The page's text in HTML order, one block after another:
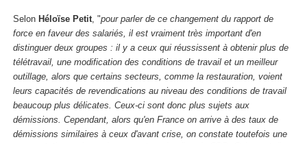
Selon Héloïse Petit , "pour parler de ce changement du rapport de
force en faveur des salariés, il est vraiment très important d'en
distinguer deux groupes : il y a ceux qui réussissent à obtenir plus de
télétravail, une modification des conditions de travail et un meilleur
outillage, alors que certains secteurs, comme la restauration, voient
leurs capacités de revendications au niveau des conditions de travail
beaucoup plus délicates. Ceux-ci sont donc plus sujets aux
démissions. Cependant, alors qu'en France on arrive à des taux de
démissions similaires à ceux d'avant crise, on constate toutefois une